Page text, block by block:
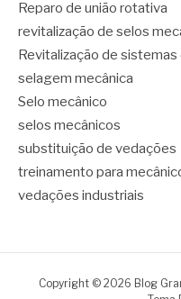
Reparo de união rotativa
revitalização de selos
Revitalização de
selagem mecânica
Selo mecânico
selos mecânicos
substituição de vedações
treinamento para
vedações industriais
Copyright © 2026 Blog